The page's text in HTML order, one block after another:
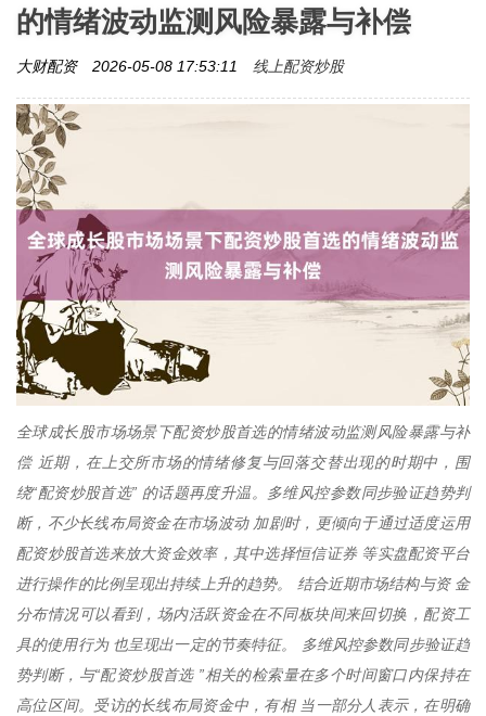
的情绪波动监测风险暴露与补偿
大财配资 2026-05-08 17:53:11 线上配资炒股
全球成长股市场场景下配资炒股首选的情绪波动监测风险暴露与补
偿 近期，在上交所市场的情绪修复与回落交替出现的时期中，围
绕“配资炒股首选” 的话题再度升温。多维风控参数同步验证趋势判
断，不少长线布局资金在市场波动 加剧时，更倾向于通过适度运用
配资炒股首选来放大资金效率，其中选择恒信证券 等实盘配资平台
进行操作的比例呈现出持续上升的趋势。 结合近期市场结构与资 金
分布情况可以看到，场内活跃资金在不同板块间来回切换，配资工
具的使用行为 也呈现出一定的节奏特征。 多维风控参数同步验证趋
势判断，与“配资炒股首选 ”相关的检索量在多个时间窗口内保持在
高位区间。受访的长线布局资金中，有相 当一部分人表示，在明确